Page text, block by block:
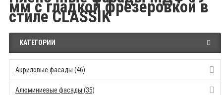
мм с гладкой фрезеровкой в
стиле CLASSIK
КАТЕГОРИИ
Акриловые фасады (46)
Алюминиевые фасады (35)